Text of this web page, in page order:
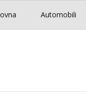
Automobili